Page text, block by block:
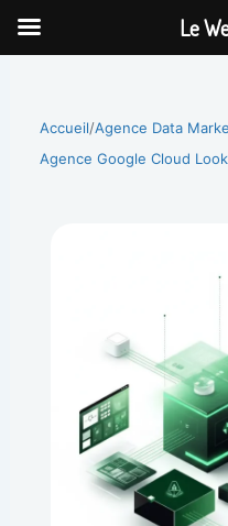
Aller
Accueil/Agence Data
Agence Google Cloud
Le